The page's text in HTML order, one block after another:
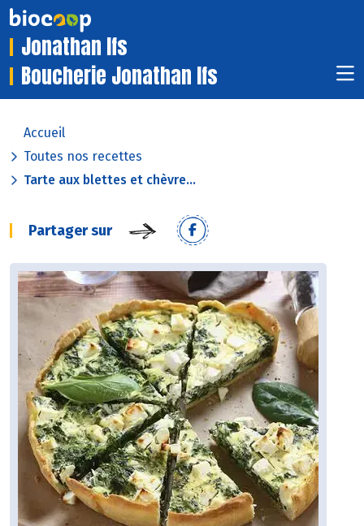
Jonathan Ifs
Boucherie Jonathan Ifs
Accueil
Toutes nos recettes
Tarte aux blettes et chèvre...
Partager sur